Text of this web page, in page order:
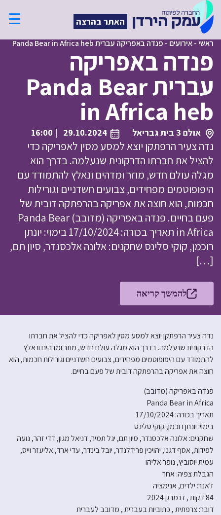
האתר בהרצה ☰
ראשי-אירועים - פנדה באפריקה עברית Panda Bear in Africa heb
פנדה באפריקה
עברית Panda Bear
in Africa heb
אולם 3 בית גבריאל 29.10.2024
| 16:00
נדה צעיר הרפתקן יוצא למסע מסין לאפריקה כדי
להציל את חברתו הדרקונית שנעלמה. בדרך הוא
מגלה עולם חדש, מוזר ומדהים ונאלץ להתמודד עם
היפופוטמים מפחידים, צבועים חשדניים וגורילות
חכמות, הוא חוצה את אפריקה בהרפתקה דובית של
פעם בחיים. פנדה באפריקה (מדובב) Panda Bear
in Africa תאריך בכורה: 17/10/2024 בימוי: יונתן
רוכמן, קוקי סלינס שחקנים: אלונה אלכסנדר, סיון תם,
[…]
להמשך קריאה
נדה צעיר הרפתקן יוצא למסע מסין לאפריקה כדי להציל את חברתו
הדרקונית שנעלמה. בדרך הוא מגלה עולם חדש, מוזר ומדהים ונאלץ
להתמודד עם היפופוטמים מפחידים, צבועים חשדניים וגורילות חכמות, הוא
חוצה את אפריקה בהרפתקה דובית של פעם בחיים.
פנדה באפריקה (מדובב)
Panda Bear in Africa
תאריך בכורה: 17/10/2024
בימוי: יונתן רוכמן, קוקי סלינס
שחקנים: אלונה אלכסנדר, סיון תם, יגל תמיר, דניאל מגון, דדי זהר, נועה
לפידות, אסף דגני, יהויכין פרידלנדר, יובל בינדר, עדי ארד, אליעזר וייס,
עמית יוסוביץ, נופר אליהו
הגבלת צפיה: אחר
ז'אנר: ילדים, אנימציה
84 דקות , דנמרק 2024
דובר: צרפתית , כתוביות בעברית , מדובב לעברית